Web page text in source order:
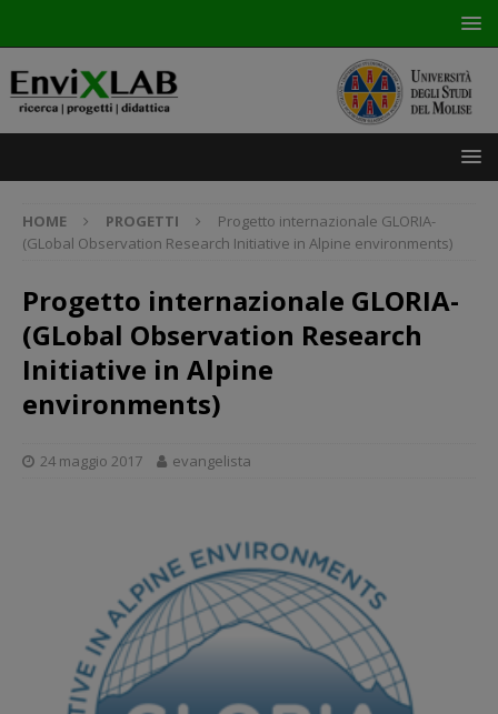
HOME PROGETTI
Progetto internazionale GLORIA-
(GLobal Observation Research Initiative in Alpine environments)
Progetto internazionale GLORIA-
(GLobal Observation Research
Initiative in Alpine
environments)
24 maggio 2017 evangelista